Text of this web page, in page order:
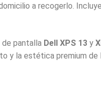
a recogerlo.
pantalla Dell XPS 13 y
y la estética premium de